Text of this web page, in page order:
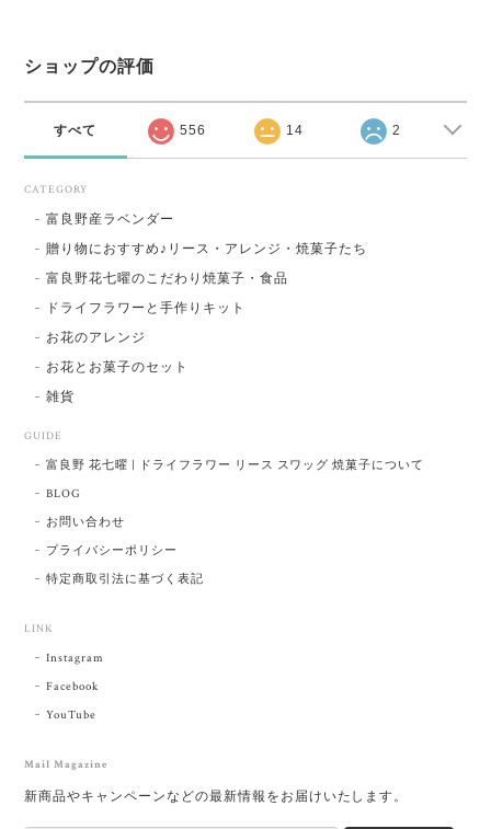
ショップの評価
すべて 556 14 2
CATEGORY
富良野産ラベンダー
贈り物におすすめ♪リース・アレンジ・焼菓子たち
富良野花七曜のこだわり焼菓子・食品
ドライフラワーと手作りキット
お花のアレンジ
お花とお菓子のセット
雑貨
GUIDE
富良野 花七曜 | ドライフラワー リース スワッグ 焼菓子について
BLOG
お問い合わせ
プライバシーポリシー
特定商取引法に基づく表記
LINK
Instagram
Facebook
YouTube
Mail Magazine
新商品やキャンペーンなどの最新情報をお届けいたします。